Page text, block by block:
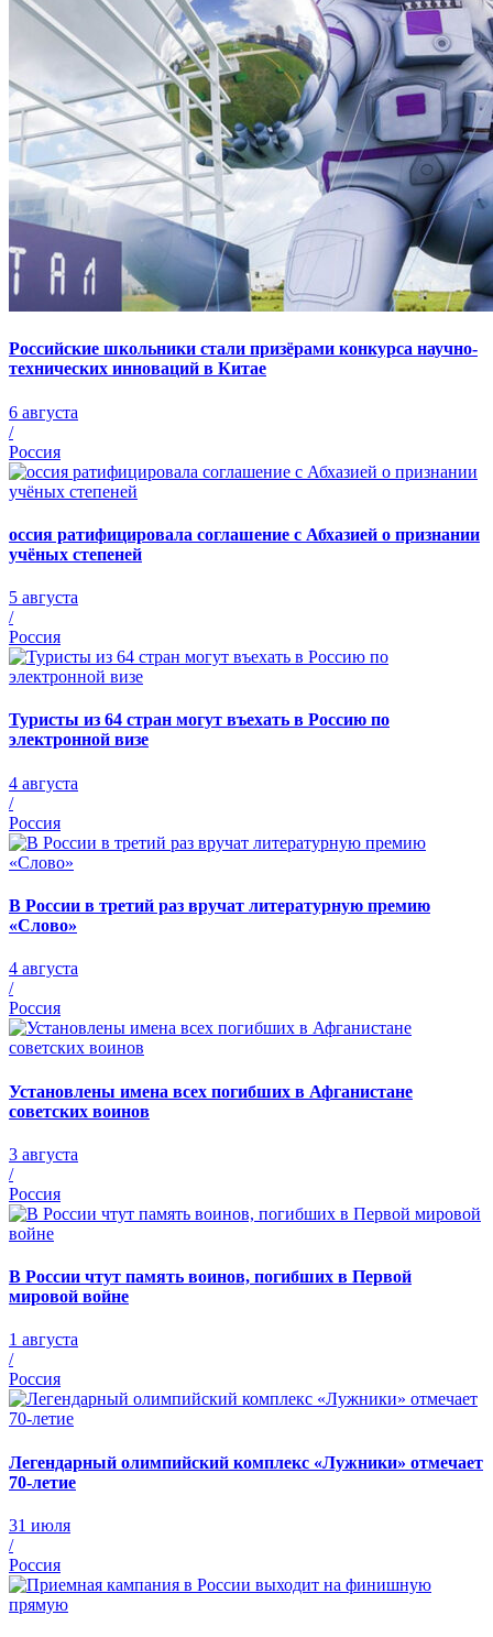
Российские школьники стали призёрами конкурса научно-
технических инноваций в Китае
6 августа
/
Россия
оссия ратифицировала соглашение с Абхазией о признании
учёных степеней
5 августа
/
Россия
Туристы из 64 стран могут въехать в Россию по
электронной визе
4 августа
/
Россия
В России в третий раз вручат литературную премию
«Слово»
4 августа
/
Россия
Установлены имена всех погибших в Афганистане
советских воинов
3 августа
/
Россия
В России чтут память воинов, погибших в Первой
мировой войне
1 августа
/
Россия
Легендарный олимпийский комплекс «Лужники» отмечает
70-летие
31 июля
/
Россия